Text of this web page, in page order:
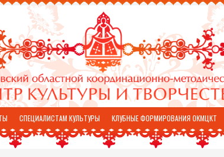
СПЕЦИАЛИСТАМ КУЛЬТУРЫ КЛУБНЫЕ ФОРМИРОВАНИЯ ОКМЦКТ